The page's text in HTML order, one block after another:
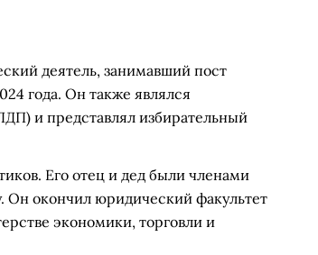
деятель, занимавший пост
года. Он также являлся
и представлял избирательный
Его отец и дед были членами
Он окончил юридический факультет
экономики, торговли и